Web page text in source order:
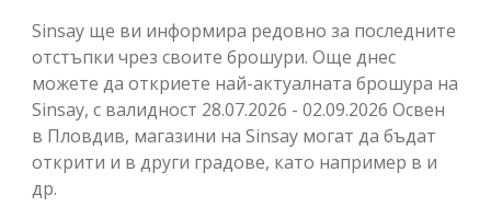
Sinsay ще ви информира редовно за последните
отстъпки чрез своите брошури. Още днес
можете да откриете най-актуалната брошура на
Sinsay, с валидност 28.07.2026 - 02.09.2026 Освен
в Пловдив, магазини на Sinsay могат да бъдат
открити и в други градове, като например в и
др.